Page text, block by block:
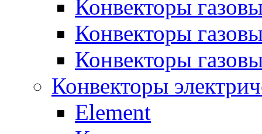
Конвекторы
Конвекторы
Конвекторы
Конвекторы
Element